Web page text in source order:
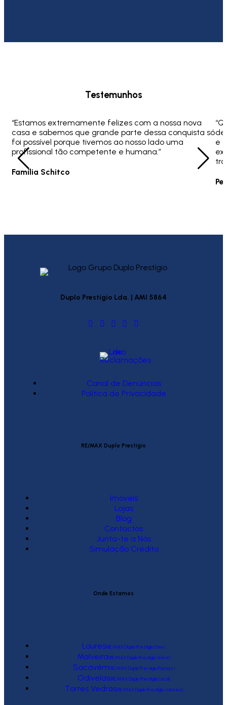
Testemunhos
“Estamos extremamente felizes com a nossa nova
casa e sabemos que grande parte dessa conquista só
foi possível porque tivemos ao nosso lado uma
profissional tão competente e humana.”
Família Schitco
e
Duplo Prestígio Lda. | AMI 5864
Canal de Denúncias
Política de Privacidade
RE/MAX Duplo Prestígio
Imóveis
Lojas
Blog
Contactos
Junta-te a Nós
Simulação Crédito
Onde Estamos
Loures(RE/MAX Duplo Prestígio One)
Malveira(RE/MAX Duplo Prestígio West)
Sacavém(RE/MAX Duplo Prestígio Factory)
Odivelas(RE/MAX Duplo Prestígio Local)
Torres Vedras(RE/MAX Duplo Prestígio Várzea)